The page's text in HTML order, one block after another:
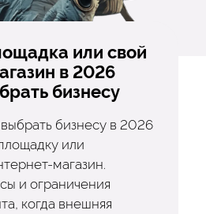
или свой
в 2026
бизнесу
бизнесу в 2026
или
магазин.
и ограничения
когда внешняя